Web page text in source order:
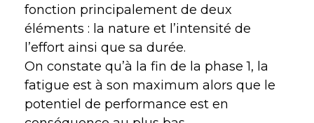
fonction principalement de deux
éléments : la nature et l’intensité de
l’effort ainsi que sa durée.
On constate qu’à la fin de la phase 1, la
fatigue est à son maximum alors que le
potentiel de performance est en